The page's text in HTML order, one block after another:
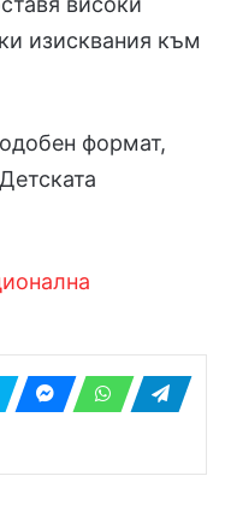
изисквания към
формат,